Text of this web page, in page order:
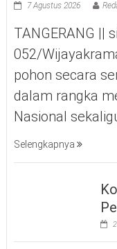
7 Agustus 2026
TANGERANG ||
052/
pohon secara
dalam rangka
Nasional
Selengkapnya